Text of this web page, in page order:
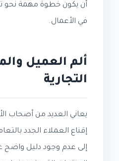
أن يكون خطوة مهمة نحو
في الأعمال.
ألم العميل
التجارية
يعاني العديد من أصحاب
إقناع العملاء الجدد
إلى عدم وجود دليل واضح